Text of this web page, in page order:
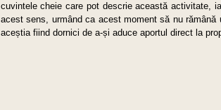
cuvintele cheie care pot descrie această activitate,
acest sens, urmând ca acest moment să nu
aceștia fiind dornici de a-și aduce aportul direct la